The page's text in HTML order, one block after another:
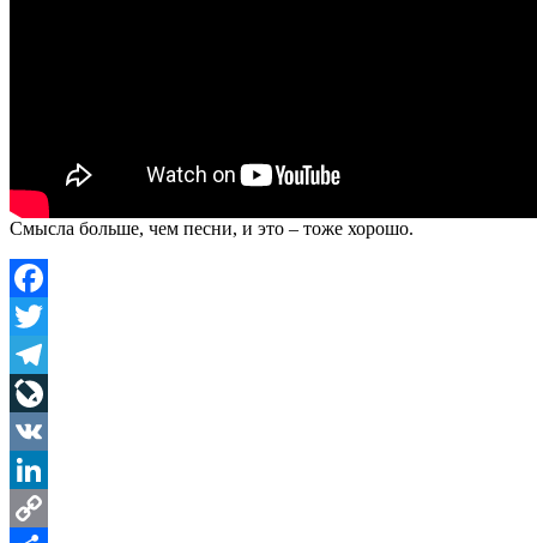
Смысла больше, чем песни, и это – тоже хорошо.
Facebook
Twitter
Telegram
LiveJournal
VK
LinkedIn